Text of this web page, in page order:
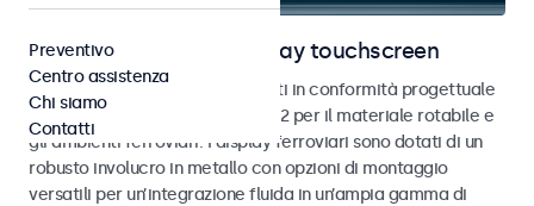
Monitor ferroviari e display touchscreen
Monitor e touchscreen sviluppati in conformità progettuale
alle norme EN 50155 e EN 45545-2 per il materiale rotabile e
gli ambienti ferroviari. I display ferroviari sono dotati di un
robusto involucro in metallo con opzioni di montaggio
versatili per un’integrazione fluida in un’ampia gamma di
Preventivo
Centro assistenza
Chi siamo
Contatti